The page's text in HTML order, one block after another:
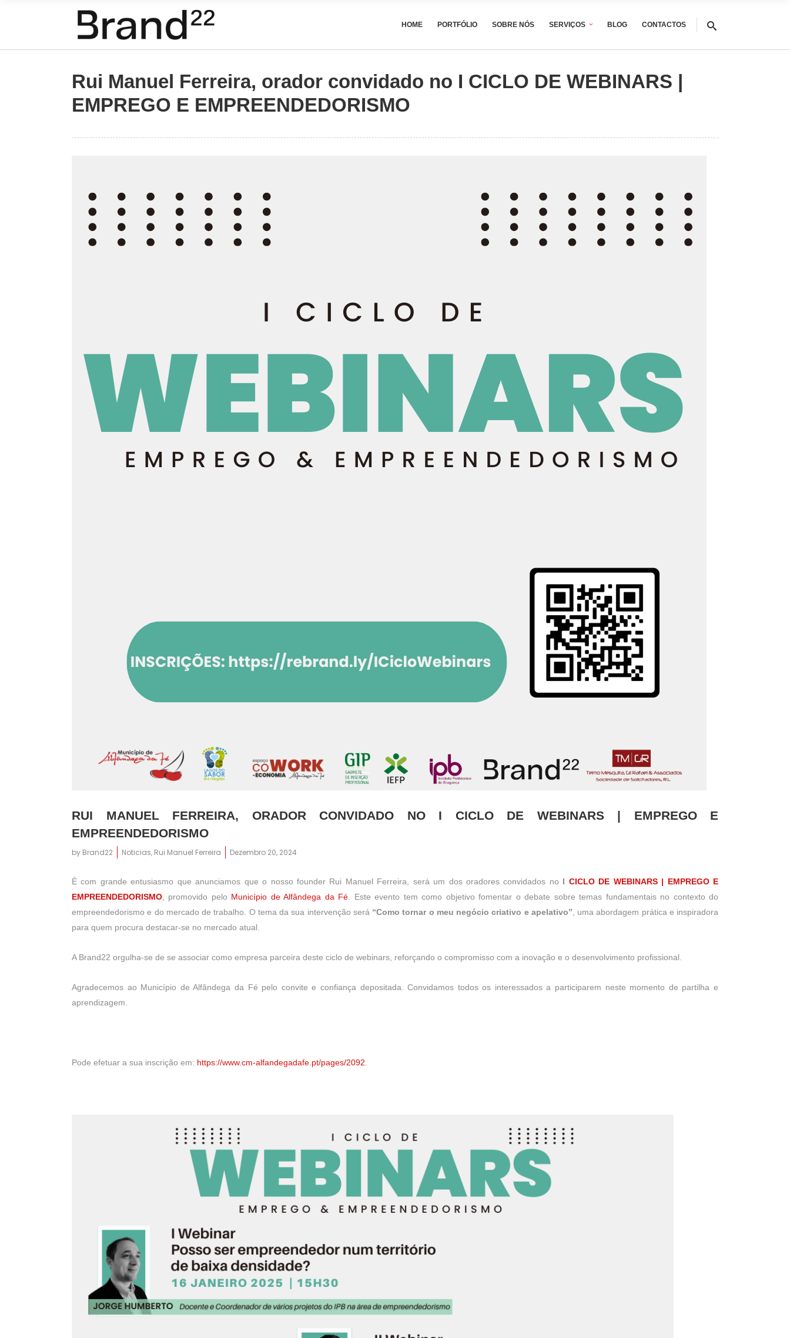
HOME PORTFÓLIO SOBRE NÓS SERVIÇOS BLOG CONTACTOS
Rui Manuel Ferreira, orador convidado no I CICLO DE WEBINARS |
EMPREGO E EMPREENDEDORISMO
RUI MANUEL FERREIRA, ORADOR CONVIDADO NO I CICLO DE WEBINARS | EMPREGO E
EMPREENDEDORISMO
by Brand22 Noticias, Rui Manuel Ferreira Dezembro 20, 2024
É com grande entusiasmo que anunciamos que o nosso founder Rui Manuel Ferreira, será um dos oradores convidados no I CICLO DE WEBINARS | EMPREGO E
EMPREENDEDORISMO , promovido pelo Município de Alfândega da Fé . Este evento tem como objetivo fomentar o debate sobre temas fundamentais no contexto do
empreendedorismo e do mercado de trabalho. O tema da sua intervenção será “Como tornar o meu negócio criativo e apelativo” , uma abordagem prática e inspiradora
para quem procura destacar-se no mercado atual.
A Brand22 orgulha-se de se associar como empresa parceira deste ciclo de webinars, reforçando o compromisso com a inovação e o desenvolvimento profissional.
Agradecemos ao Município de Alfândega da Fé pelo convite e confiança depositada. Convidamos todos os interessados a participarem neste momento de partilha e
aprendizagem.
Pode efetuar a sua inscrição em: https://www.cm-alfandegadafe.pt/pages/2092